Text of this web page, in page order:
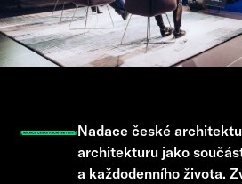
Nadace české
architekturu jako
a každodenního života.